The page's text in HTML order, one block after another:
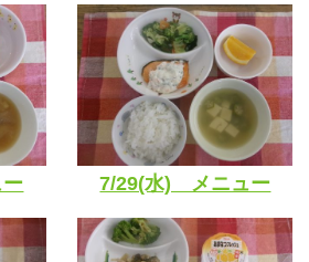
7/29(水) メニュー